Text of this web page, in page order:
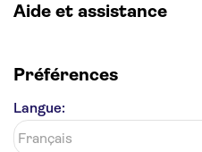
Aide et assistance
Préférences
Langue: